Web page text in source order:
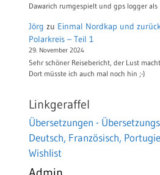
Dawarich rumgespielt und gps logger
Jörg zu Einmal Nordkap und
Polarkreis – Teil 1
29. November 2024
Sehr schöner Reisebericht, der Lust
Dort müsste ich auch mal noch hin ;-)
Linkgeraffel
Übersetzungen -
Deutsch, Französisch,
Wishlist